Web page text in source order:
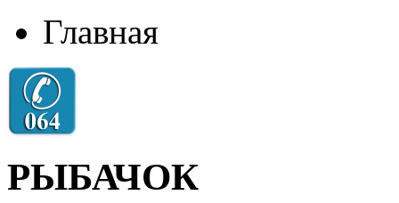
Главная
РЫБАЧОК